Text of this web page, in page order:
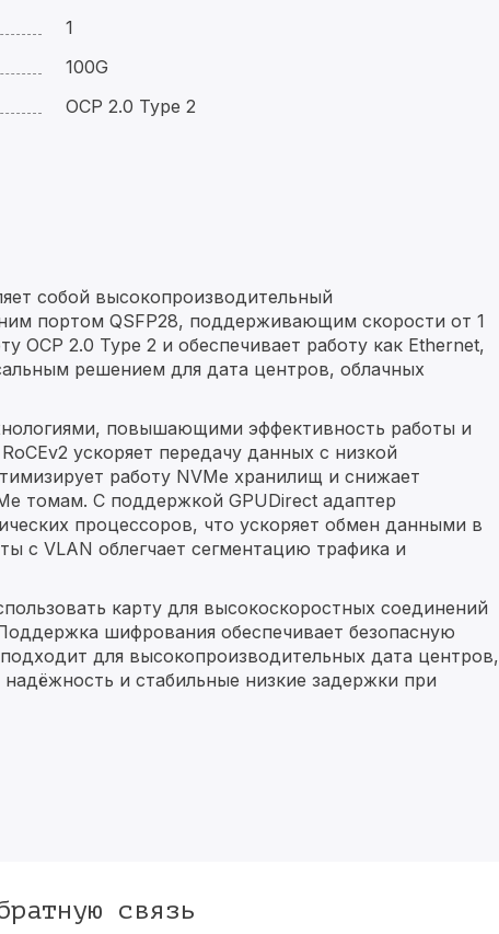
1
100G
OCP 2.0 Type 2
собой высокопроизводительный
портом QSFP28, поддерживающим скорости от 1
OCP 2.0 Type 2 и обеспечивает работу как Ethernet,
решением для дата центров, облачных
повышающими эффективность работы и
ускоряет передачу данных с низкой
работу NVMe хранилищ и снижает
томам. С поддержкой GPUDirect адаптер
процессоров, что ускоряет обмен данными в
с VLAN облегчает сегментацию трафика и
карту для высокоскоростных соединений
шифрования обеспечивает безопасную
для высокопроизводительных дата центров,
и стабильные низкие задержки при
связь